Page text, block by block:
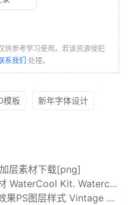
供参考学习使用。若该资源侵犯
系我们 处理。
模板 新年字体设计
层素材下载[png]
Kit. Watercolor Styles
Vintage Canvas Effects Volume 1